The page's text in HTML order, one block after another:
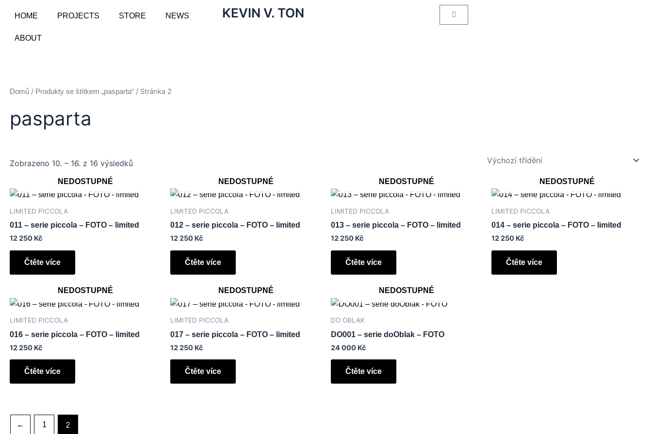
HOME PROJECTS STORE NEWS
ABOUT
KEVIN V. TON Cart
Domů / Produkty se štítkem „pasparta“ / Stránka 2
pasparta
Zobrazeno 10. – 16. z 16 výsledků
NEDOSTUPNÉ
LIMITED PICCOLA
011 – serie piccola – FOTO – limited
12 250 Kč
Čtěte více
NEDOSTUPNÉ
LIMITED PICCOLA
012 – serie piccola – FOTO – limited
12 250 Kč
Čtěte více
NEDOSTUPNÉ
LIMITED PICCOLA
013 – serie piccola – FOTO – limited
12 250 Kč
Čtěte více
NEDOSTUPNÉ
LIMITED PICCOLA
014 – serie piccola – FOTO – limited
12 250 Kč
Čtěte více
NEDOSTUPNÉ
LIMITED PICCOLA
016 – serie piccola – FOTO – limited
12 250 Kč
Čtěte více
NEDOSTUPNÉ
LIMITED PICCOLA
017 – serie piccola – FOTO – limited
12 250 Kč
Čtěte více
NEDOSTUPNÉ
DO OBLAK
DO001 – serie doOblak – FOTO
24 000 Kč
Čtěte více
← 1 2